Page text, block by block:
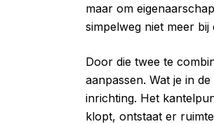
maar om
simpelweg niet meer
Door die twee te
aanpassen. Wat je in
inrichting. Het
klopt, ontstaat er